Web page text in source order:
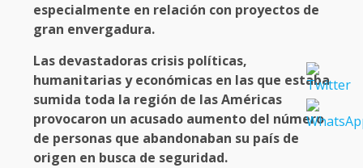
especialmente en relación con proyectos de
gran envergadura.
Las devastadoras crisis políticas,
humanitarias y económicas en las que estaba
sumida toda la región de las Américas
provocaron un acusado aumento del número
de personas que abandonaban su país de
origen en busca de seguridad.